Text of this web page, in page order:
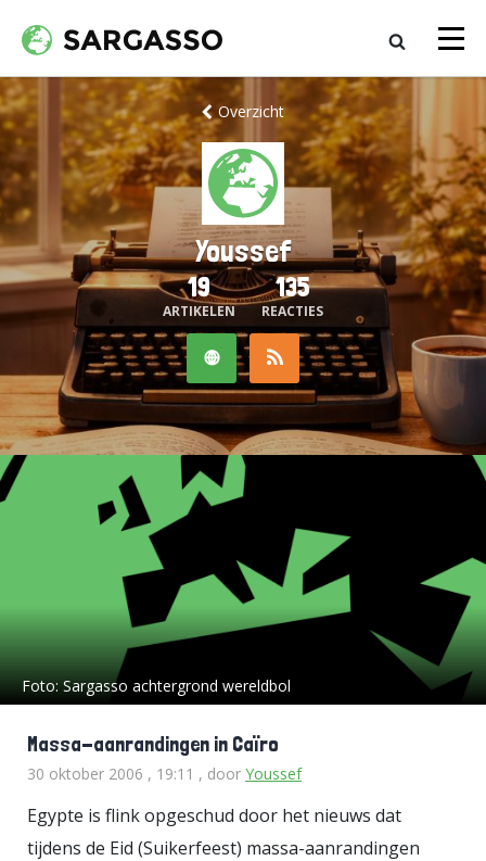
Overzicht
Youssef
19
ARTIKELEN
135
REACTIES
Foto:Sargasso achtergrond wereldbol
Massa-aanrandingen in Caïro
30 oktober 2006 , 19:11 , door Youssef
Egypte is flink opgeschud door het nieuws dat
tijdens de Eid (Suikerfeest) massa-aanrandingen